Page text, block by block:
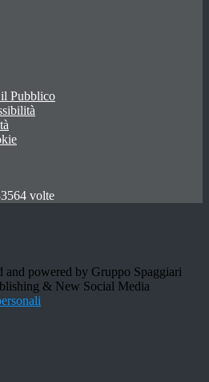
Pubblico
volte
and powered by Gruppo Spaggiari
& New Social Media